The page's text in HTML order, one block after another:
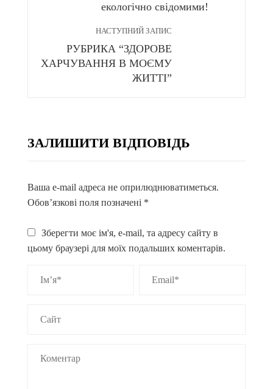
екологічно свідомими!
НАСТУПНИЙ ЗАПИС
РУБРИКА “ЗДОРОВЕ
ХАРЧУВАННЯ В МОЄМУ
ЖИТТІ”
ЗАЛИШИТИ ВІДПОВІДЬ
Ваша e-mail адреса не оприлюднюватиметься.
Обов’язкові поля позначені *
Зберегти моє ім'я, e-mail, та адресу сайту в
цьому браузері для моїх подальших коментарів.